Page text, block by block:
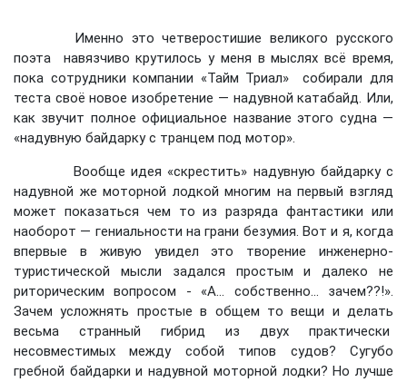
Именно это четверостишие великого русского
поэта навязчиво крутилось у меня в мыслях всё время,
пока сотрудники компании «Тайм Триал» собирали для
теста своё новое изобретение — надувной катабайд. Или,
как звучит полное официальное название этого судна —
«надувную байдарку с транцем под мотор».
Вообще идея «скрестить» надувную байдарку с
надувной же моторной лодкой многим на первый взгляд
может показаться чем то из разряда фантастики или
наоборот — гениальности на грани безумия. Вот и я, когда
впервые в живую увидел это творение инженерно-
туристической мысли задался простым и далеко не
риторическим вопросом - «А... собственно... зачем??!».
Зачем усложнять простые в общем то вещи и делать
весьма странный гибрид из двух практически
несовместимых между собой типов судов? Сугубо
гребной байдарки и надувной моторной лодки? Но лучше